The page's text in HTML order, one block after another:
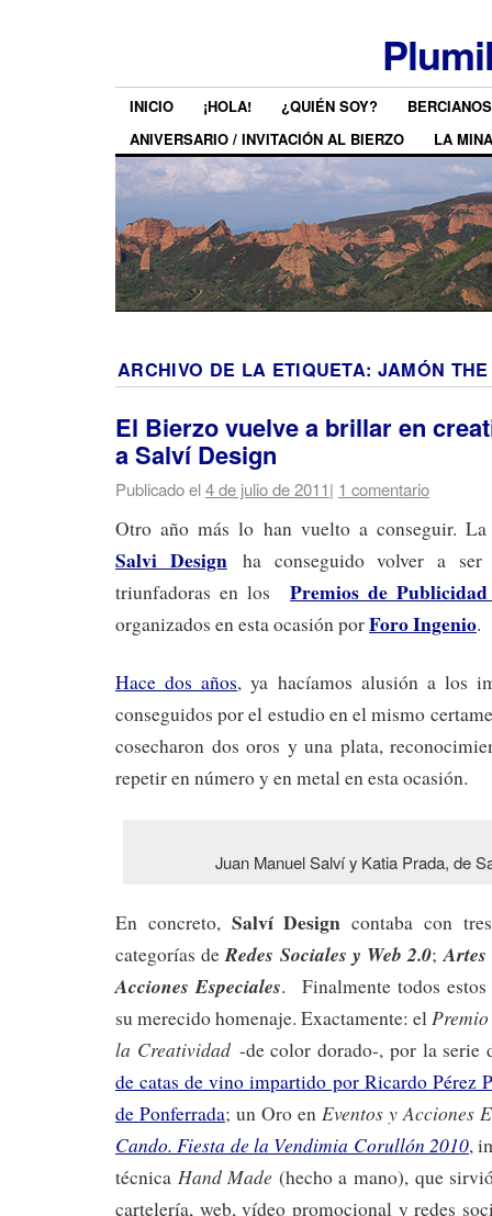
INICIO ¡HOLA! ¿QUIÉN SOY?
ANIVERSARIO / INVITACIÓN AL BIERZO
LA MINA
ARCHIVO DE LA ETIQUETA: JAMÓN
El Bierzo vuelve a brillar en
a Salví Design
Publicado el4 de julio de 2011| 1 comentario
Otro año más lo han vuelto a conseguir. La
Salvi Designha conseguido volver a ser
triunfadoras en losPremios de
organizados en esta ocasión porForo Ingenio.
Hace dos años, ya hacíamos alusión a los
conseguidos por el estudio en el mismo
cosecharon dos oros y una plata,
repetir en número y en metal en esta ocasión.
Juan Manuel Salví y Katia Prada, de
En concreto, Salví Design contaba con
categorías deRedes Sociales y Web 2.0;
Acciones Especiales. Finalmente todos
su merecido homenaje. Exactamente: el
la Creatividad-de color dorado-, por la serie
de catas de vino impartido por Ricardo Pérez
de Ponferrada; un Oro en Eventos y Acciones
Cando. Fiesta de la Vendimia Corullón 2010,
técnica Hand Made (hecho a mano), que
cartelería, web, vídeo promocional y redes